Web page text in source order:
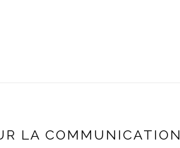
LA COMMUNICATION